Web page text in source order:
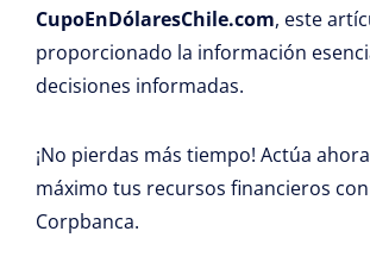
CupoEnDólaresChile.com, este
proporcionado la información
decisiones informadas.
¡No pierdas más tiempo! Actúa
máximo tus recursos financieros
Corpbanca.